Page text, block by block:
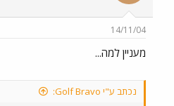
14/11/04
מעניין למה...
נכתב ע"י Golf Bravo: